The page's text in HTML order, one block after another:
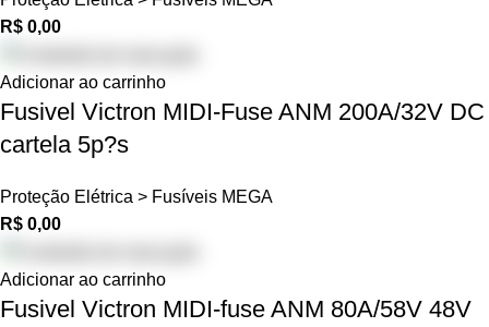
R$ 0,00
Adicionar ao carrinho
Fusivel Victron MIDI-Fuse ANM 200A/32V DC
cartela 5p?s
Proteção Elétrica > Fusíveis MEGA
R$ 0,00
Adicionar ao carrinho
Fusivel Victron MIDI-fuse ANM 80A/58V 48V